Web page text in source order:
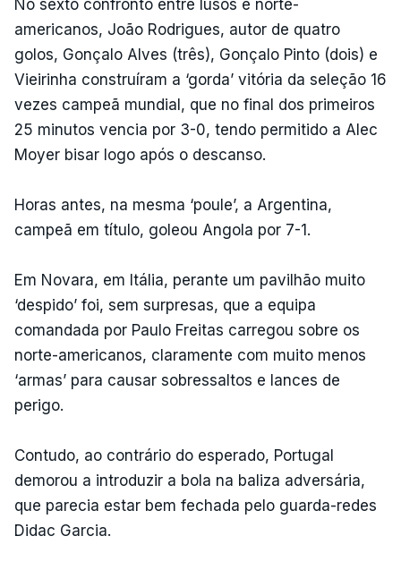
No sexto confronto entre lusos e norte-
americanos, João Rodrigues, autor de quatro
golos, Gonçalo Alves (três), Gonçalo Pinto (dois) e
Vieirinha construíram a ‘gorda’ vitória da seleção 16
vezes campeã mundial, que no final dos primeiros
25 minutos vencia por 3-0, tendo permitido a Alec
Moyer bisar logo após o descanso.
Horas antes, na mesma ‘poule’, a Argentina,
campeã em título, goleou Angola por 7-1.
Em Novara, em Itália, perante um pavilhão muito
‘despido’ foi, sem surpresas, que a equipa
comandada por Paulo Freitas carregou sobre os
norte-americanos, claramente com muito menos
‘armas’ para causar sobressaltos e lances de
perigo.
Contudo, ao contrário do esperado, Portugal
demorou a introduzir a bola na baliza adversária,
que parecia estar bem fechada pelo guarda-redes
Didac Garcia.